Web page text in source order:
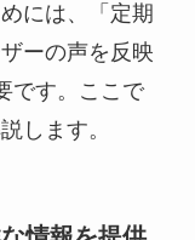
には、「定期
ーの声を反映
です。ここで
します。